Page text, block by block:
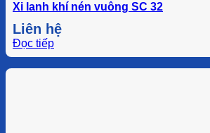
Xi lanh khí nén vuông SC 32
Liên hệ
Đọc tiếp